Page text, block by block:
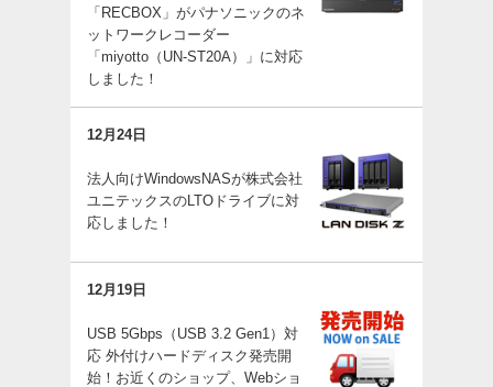
「RECBOX」がパナソニックのネ
ットワークレコーダー
「miyotto（UN-ST20A）」に対応
しました！
12月24日
法人向けWindowsNASが株式会社
ユニテックスのLTOドライブに対
応しました！
12月19日
USB 5Gbps（USB 3.2 Gen1）対
応 外付けハードディスク発売開
始！お近くのショップ、Webショ